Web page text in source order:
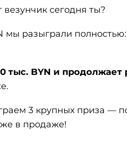
сегодня ты?
мы разыграли
тыс. BYN и продолжает
3 крупных приза —
в продаже!